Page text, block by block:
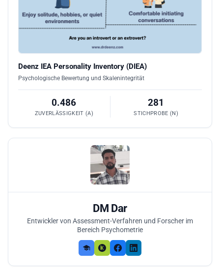
Deenz IEA Personality Inventory (DIEA)
Psychologische Bewertung und Skalenintegrität
0.486
ZUVERLÄSSIGKEIT (Α)
281
STICHPROBE (N)
DM Dar
Entwickler von Assessment-Verfahren und Forscher im
Bereich Psychometrie